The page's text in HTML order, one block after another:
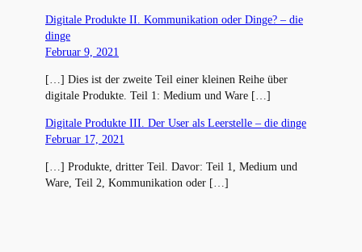
Digitale Produkte II. Kommunikation oder Dinge? – die
dinge
Februar 9, 2021
[…] Dies ist der zweite Teil einer kleinen Reihe über
digitale Produkte. Teil 1: Medium und Ware […]
Digitale Produkte III. Der User als Leerstelle – die dinge
Februar 17, 2021
[…] Produkte, dritter Teil. Davor: Teil 1, Medium und
Ware, Teil 2, Kommunikation oder […]